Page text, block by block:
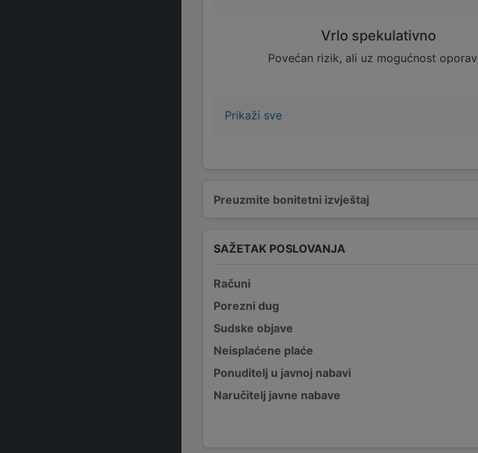
Preuzmite bonitetni izvještaj
Vrlo spekulativno
Povećan rizik, ali uz mogućnost
Prikaži sve
SAŽETAK POSLOVANJA
Računi
Porezni dug
Sudske objave
Neisplaćene plaće
Ponuditelj u javnoj nabavi
Naručitelj javne nabave